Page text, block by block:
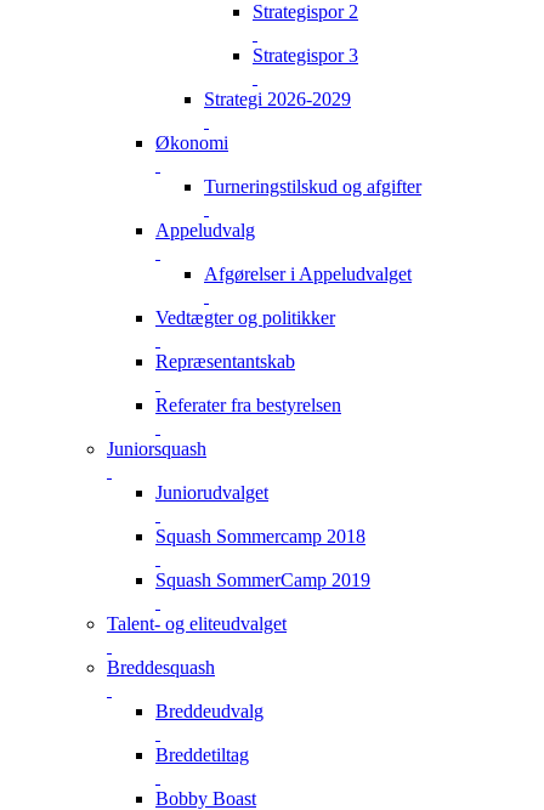
Strategispor 2
Strategispor 3
Strategi 2026-2029
Økonomi
Turneringstilskud og afgifter
Appeludvalg
Afgørelser i Appeludvalget
Vedtægter og politikker
Repræsentantskab
Referater fra bestyrelsen
Juniorsquash
Juniorudvalget
Squash Sommercamp 2018
Squash SommerCamp 2019
Talent- og eliteudvalget
Breddesquash
Breddeudvalg
Breddetiltag
Bobby Boast